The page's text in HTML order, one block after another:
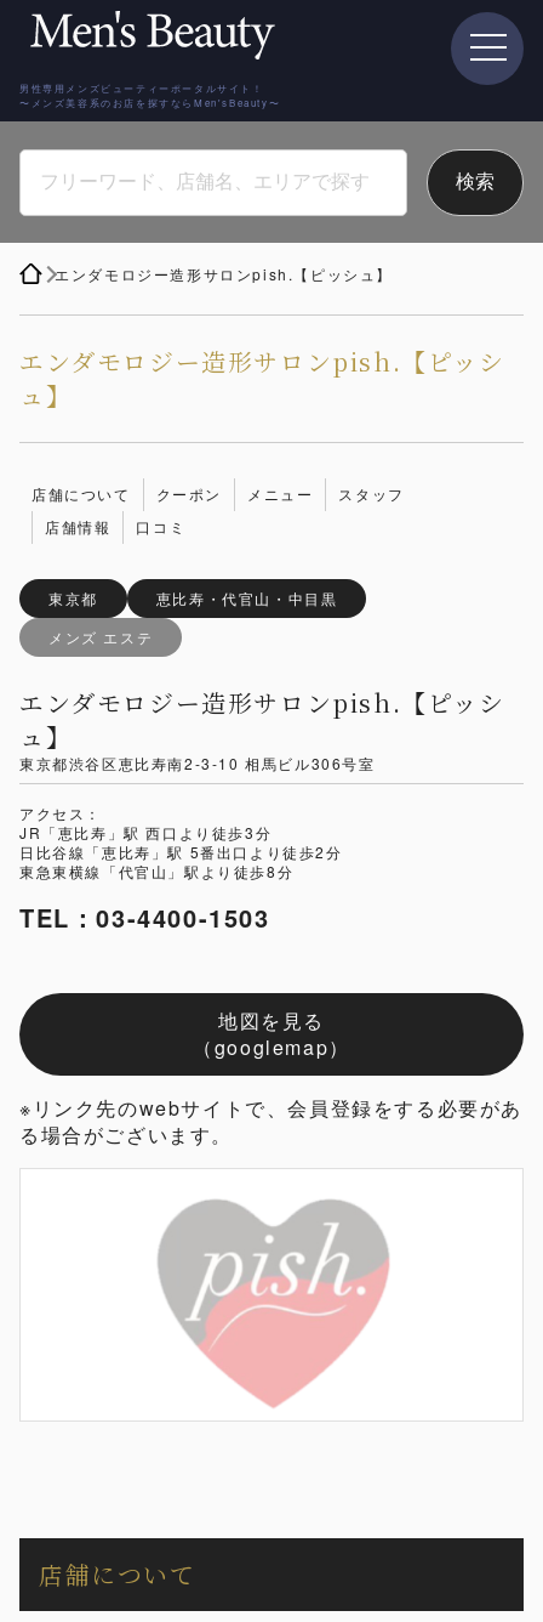
男性専用メンズビューティーポータルサイト！
〜メンズ美容系のお店を探すならMen'sBeauty〜
エンダモロジー造形サロンpish.【ピッシュ】
エンダモロジー造形サロンpish.【ピッシ
ュ】
店舗について クーポン メニュー
スタッフ
店舗情報
口コミ
東京都
恵比寿・代官山・中目黒
メンズ エステ
エンダモロジー造形サロンpish.【ピッシ
ュ】
東京都渋谷区恵比寿南2-3-10 相馬ビル306号室
アクセス：
JR「恵比寿」駅 西口より徒歩3分
日比谷線「恵比寿」駅 5番出口より徒歩2分
東急東横線「代官山」駅より徒歩8分
TEL：03-4400-1503
地図を見る
（googlemap）
※リンク先のwebサイトで、会員登録をする必要があ
る場合がございます。
店舗について